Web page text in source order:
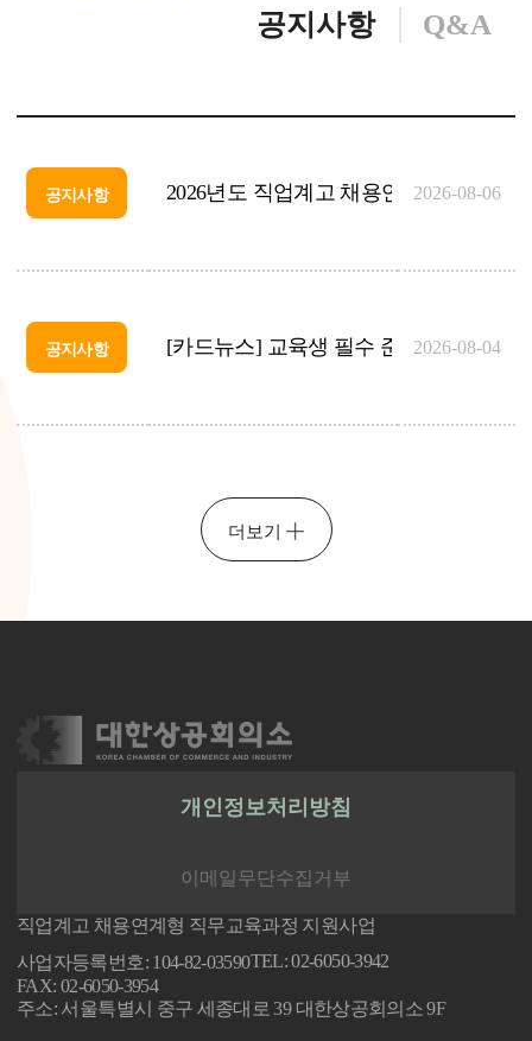
하이미디어아카데미(종로)
(3학년)(KEPCO)에너지이음스쿨(사무) 개강
대한상공회의소 인천인력개발원
(3학년)㈜빙그레 "식음료 생산·공정관리 직무
08-03[월]
(3학년)해킹 대응을 위한 네트워크 보안 실무 과정
고려IT직업전문학교
08-03[월]
(3학년)그린자동차 친환경정비 테크니션과정 개강
(08.03.~11.19.)
공지사항 Q&A
공지사항 2026년도 직업계고 채용연계형 직무교
2026-08-06
공지사항 [카드뉴스] 교육생 필수 준수사항
2026-08-04
더보기
직업계고 채용연계형 직무교육과정 지원사업
사업자등록번호: 104-82-03590TEL: 02-6050-3942
FAX: 02-6050-3954
주소: 서울특별시 중구 세종대로 39 대한상공회의소 9F
개인정보처리방침
이메일무단수집거부